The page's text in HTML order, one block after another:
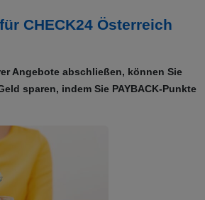
CHECK24 Österreich
Angebote abschließen, können Sie
sparen, indem Sie PAYBACK-Punkte